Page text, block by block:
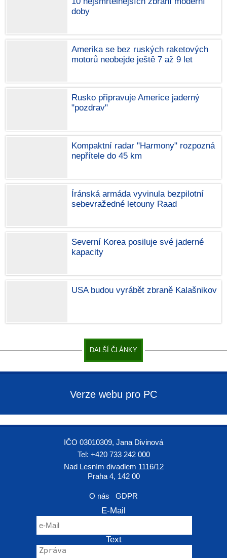
doby
Amerika se bez ruských raketových
motorů neobejde ještě 7 až 9 let
Rusko připravuje Americe jaderný
"pozdrav"
Kompaktní radar "Harmony" rozpozná
nepřítele do 45 km
Íránská armáda vyvinula bezpilotní
sebevražedné letouny Raad
Severní Korea posiluje své jaderné
kapacity
USA budou vyrábět zbraně Kalašnikov
DALŠÍ ČLÁNKY
Verze webu pro PC
IČO 03010309, Jana Divinová
Tel: +420 733 242 000
Nad Lesním divadlem 1116/12
Praha 4, 142 00
O nás GDPR
E-Mail
Text